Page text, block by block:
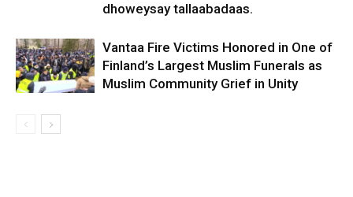
dhoweysay tallaabadaas.
Vantaa Fire Victims Honored in One of
Finland’s Largest Muslim Funerals as
Muslim Community Grief in Unity